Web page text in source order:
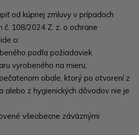
od kúpnej zmluvy v prípadoch
č. 108/2024 Z. z. o ochrane
o:
podľa požiadaviek
vyrobeného na mieru,
obale, ktorý po otvorení z
alebo z hygienických dôvodov nie je
všeobecne záväznými